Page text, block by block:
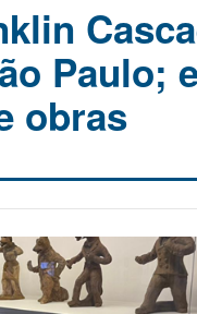
Paulo;
obras